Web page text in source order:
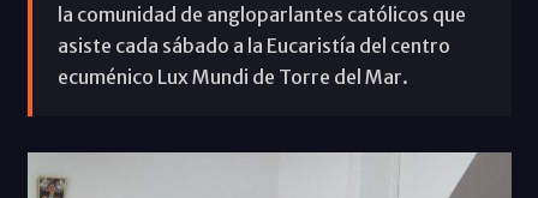
la comunidad de angloparlantes católicos que
asiste cada sábado a la Eucaristía del centro
ecuménico Lux Mundi de Torre del Mar.